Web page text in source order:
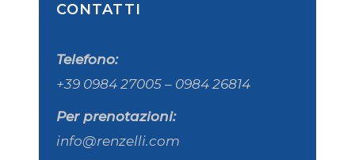
CONTATTI
Telefono:
+39 0984 27005 – 0984 26814
Per prenotazioni:
info@renzelli.com